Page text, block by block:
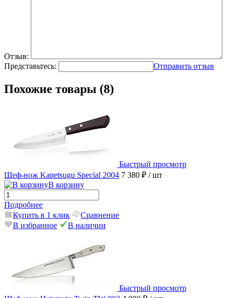
Отзыв:
Представьтесь:
Отправить отзыв
Похожие товары (8)
Быстрый просмотр
Шеф-нож Kanetsugu Special 2004 7 380 ₽ / шт
В корзину
Подробнее
Купить в 1 клик
Сравнение
В избранное
В наличии
Быстрый просмотр